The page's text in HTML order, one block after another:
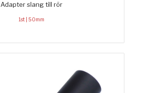
Adapter slang till rör
1st | 50mm